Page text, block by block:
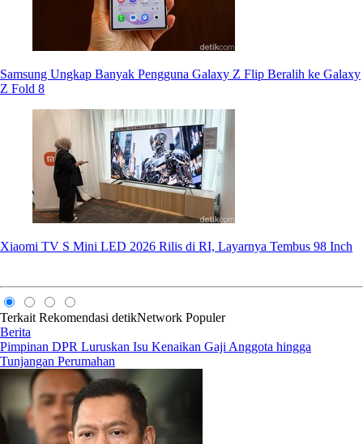
Samsung Ungkap Banyak Pengguna Galaxy Z Flip Beralih ke Galaxy
Z Fold 8
Xiaomi TV S Mini LED 2026 Rilis di RI, Layarnya Tembus 98 Inch
Terkait Rekomendasi detikNetwork Populer
Berita
Pimpinan DPR Luruskan Isu Kenaikan Gaji Anggota hingga
Tunjangan Perumahan